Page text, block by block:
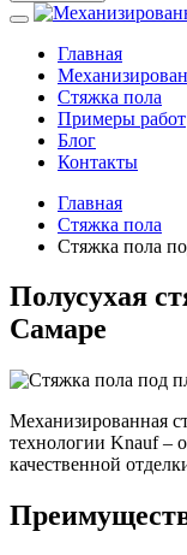
Главная
Стяжка пола
Примеры работ
Блог
Контакты
Главная
Стяжка пола
Стяжка пола
Полусухая
Самаре
Механизированная
технологии Knauf –
качественной